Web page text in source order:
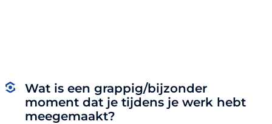
Wat is een grappig/bijzonder
moment dat je tijdens je werk hebt
meegemaakt?